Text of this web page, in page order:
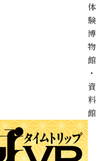
体
験
博
物
館
・
資
料
館